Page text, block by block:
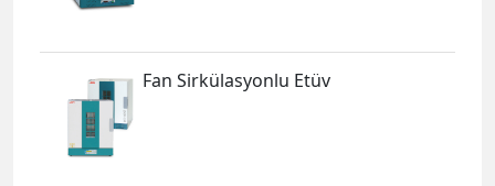
Fan Sirkülasyonlu Etüv